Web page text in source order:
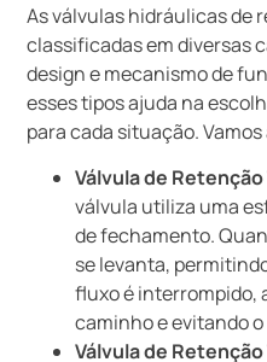
As válvulas hidráulicas de
classificadas em diversas
design e mecanismo de
esses tipos ajuda na
para cada situação.
Válvula de
válvula utiliza uma
de fechamento.
se levanta,
fluxo é interrompido,
caminho e evitando
Válvula de